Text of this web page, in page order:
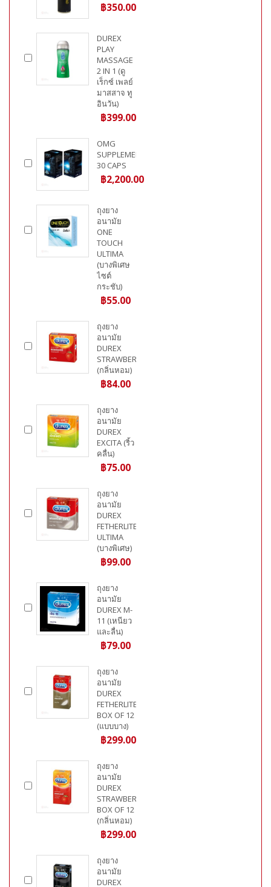
฿350.00
DUREX
PLAY
MASSAGE
2 IN 1 (ดู
เร็กซ์ เพลย์
มาสสาจ ทู
อินวัน)
฿399.00
OMG
SUPPLEMENT
30 CAPS
฿2,200.00
ถุงยาง
อนามัย
ONE
TOUCH
ULTIMA
(บางพิเศษ
ไซต์
กระชับ)
฿55.00
ถุงยาง
อนามัย
DUREX
STRAWBERRY
(กลิ่นหอม)
฿84.00
ถุงยาง
อนามัย
DUREX
EXCITA (ริ้ว
คลื่น)
฿75.00
ถุงยาง
อนามัย
DUREX
FETHERLITE
ULTIMA
(บางพิเศษ)
฿99.00
ถุงยาง
อนามัย
DUREX M-
11 (เหนียว
และลื่น)
฿79.00
ถุงยาง
อนามัย
DUREX
FETHERLITE
BOX OF 12
(แบบบาง)
฿299.00
ถุงยาง
อนามัย
DUREX
STRAWBERRY
BOX OF 12
(กลิ่นหอม)
฿299.00
ถุงยาง
อนามัย
DUREX